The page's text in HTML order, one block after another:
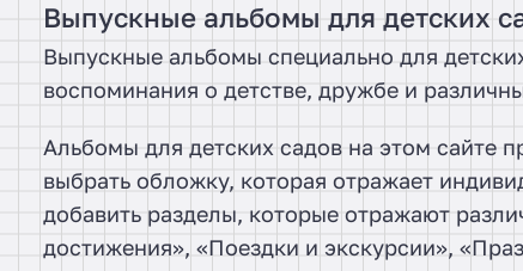
Выпускные альбомы для детских
Выпускные альбомы специально для
воспоминания о детстве, дружбе и
Альбомы для детских садов на этом сайте
выбрать обложку, которая отражает
добавить разделы, которые отражают
достижения», «Поездки и экскурсии»,